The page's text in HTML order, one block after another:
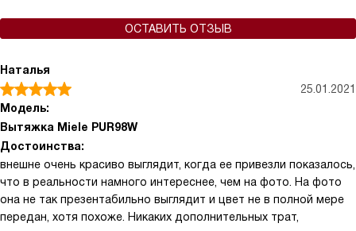
ОСТАВИТЬ ОТЗЫВ
Наталья
25.01.2021
Модель:
Вытяжка Miele PUR98W
Достоинства:
внешне очень красиво выглядит, когда ее привезли показалось,
что в реальности намного интереснее, чем на фото. На фото
она не так презентабильно выглядит и цвет не в полной мере
передан, хотя похоже. Никаких дополнительных трат,